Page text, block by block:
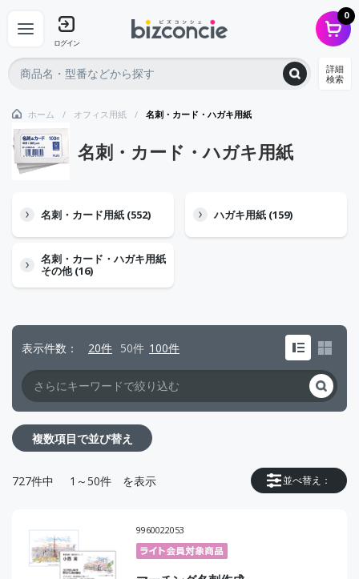
ログイン
0
詳細
検索
ホーム オフィス用紙 名刺・カード・ハガキ用紙
名刺・カード・ハガキ用紙
名刺・カード用紙 (552) ハガキ用紙 (159)
名刺・カード・ハガキ用紙
その他 (16)
表示件数 20件 50件 100件
複数項目で並び替え
並べ替え：
727件中 1～50件 を表示
9960022053